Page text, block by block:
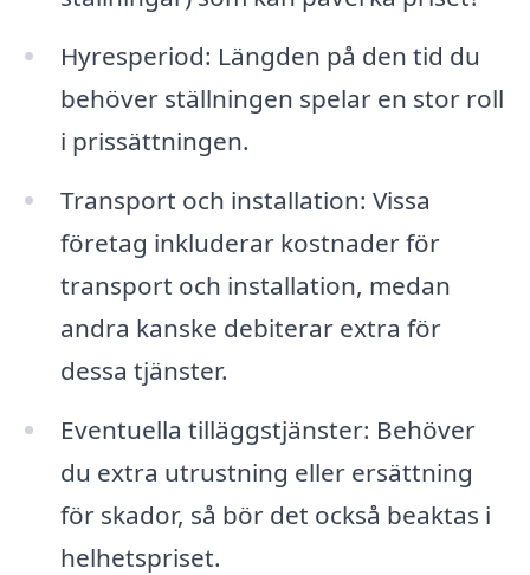
Hyresperiod: Längden på den tid du
behöver ställningen spelar en stor roll
i prissättningen.
Transport och installation: Vissa
företag inkluderar kostnader för
transport och installation, medan
andra kanske debiterar extra för
dessa tjänster.
Eventuella tilläggstjänster: Behöver
du extra utrustning eller ersättning
för skador, så bör det också beaktas i
helhetspriset.